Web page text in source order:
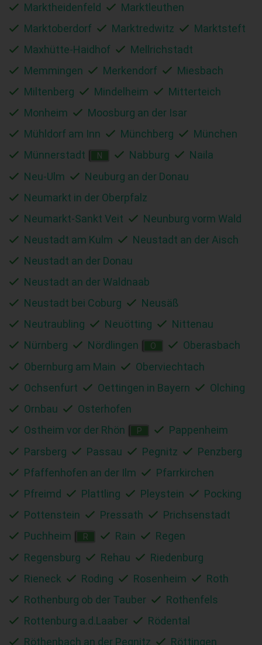
Marktheidenfeld
Marktleuthen
Marktoberdorf
Marktredwitz
Marktsteft
Maxhütte-Haidhof
Mellrichstadt
Memmingen
Merkendorf
Miesbach
Miltenberg
Mindelheim
Mitterteich
Monheim
Moosburg an der Isar
Mühldorf am Inn
Münchberg
München
Münnerstadt
N Nabburg
Naila
Neu-Ulm
Neuburg an der Donau
Neumarkt in der Oberpfalz
Neumarkt-Sankt Veit
Neunburg vorm Wald
Neustadt am Kulm
Neustadt an der Aisch
Neustadt an der Donau
Neustadt an der Waldnaab
Neustadt bei Coburg
Neusäß
Neutraubling
Neuötting
Nittenau
Nürnberg
Nördlingen O
Oberasbach
Obernburg am Main
Oberviechtach
Ochsenfurt
Oettingen in Bayern
Olching
Ornbau
Osterhofen
Ostheim vor der Rhön
P
Pappenheim
Parsberg
Passau Pegnitz
Penzberg
Pfaffenhofen an der Ilm
Pfarrkirchen
Pfreimd
Plattling Pleystein
Pocking
Pottenstein
Pressath
Prichsenstadt
Puchheim
R Rain
Regen
Regensburg
Rehau
Riedenburg
Rieneck
Roding Rosenheim
Roth
Rothenburg ob der Tauber
Rothenfels
Rottenburg a.d.Laaber
Rödental
Röthenbach an der Pegnitz
Röttingen